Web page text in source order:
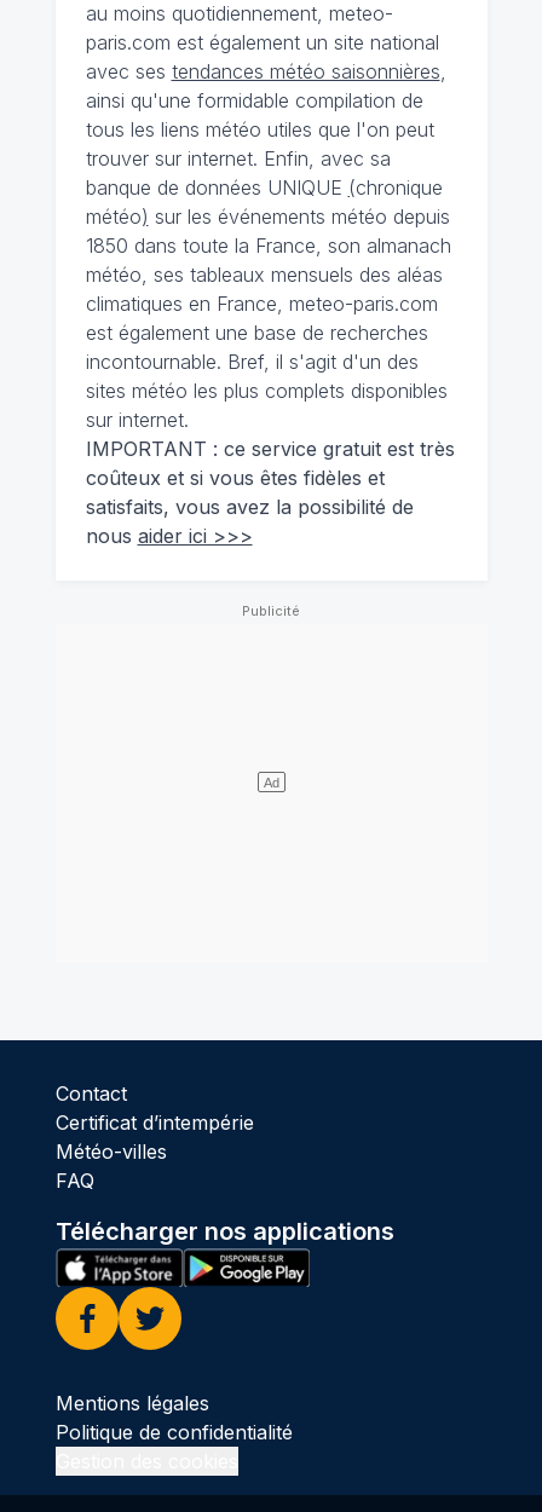
au moins quotidiennement, meteo-
paris.com est également un site national
avec ses tendances météo saisonnières,
ainsi qu'une formidable compilation de
tous les liens météo utiles que l'on peut
trouver sur internet. Enfin, avec sa
banque de données UNIQUE (chronique
météo) sur les événements météo depuis
1850 dans toute la France, son almanach
météo, ses tableaux mensuels des aléas
climatiques en France, meteo-paris.com
est également une base de recherches
incontournable. Bref, il s'agit d'un des
sites météo les plus complets disponibles
sur internet.
IMPORTANT : ce service gratuit est très
coûteux et si vous êtes fidèles et
satisfaits, vous avez la possibilité de
nous aider ici >>>
Contact
Certificat d’intempérie
Météo-villes
FAQ
Télécharger nos applications
Facebook
Twitter
Mentions légales
Politique de confidentialité